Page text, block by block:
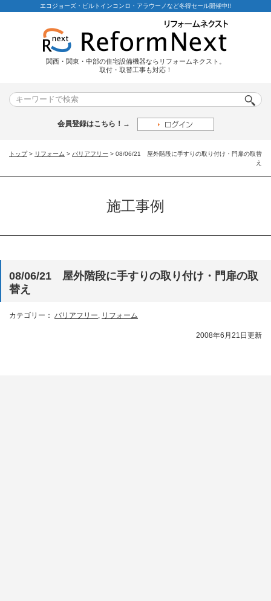
エコジョーズ・ビルトインコンロ・アラウーノなど冬得セール開催中!!
関西・関東・中部の住宅設備機器ならリフォームネクスト。
取付・取替工事も対応！
会員登録はこちら！→
トップ > リフォーム > バリアフリー > 08/06/21 屋外階段に手すりの取り付け・門扉の取替
え
施工事例
08/06/21 屋外階段に手すりの取り付け・門扉の取
替え
カテゴリー： バリアフリー, リフォーム
2008年6月21日更新